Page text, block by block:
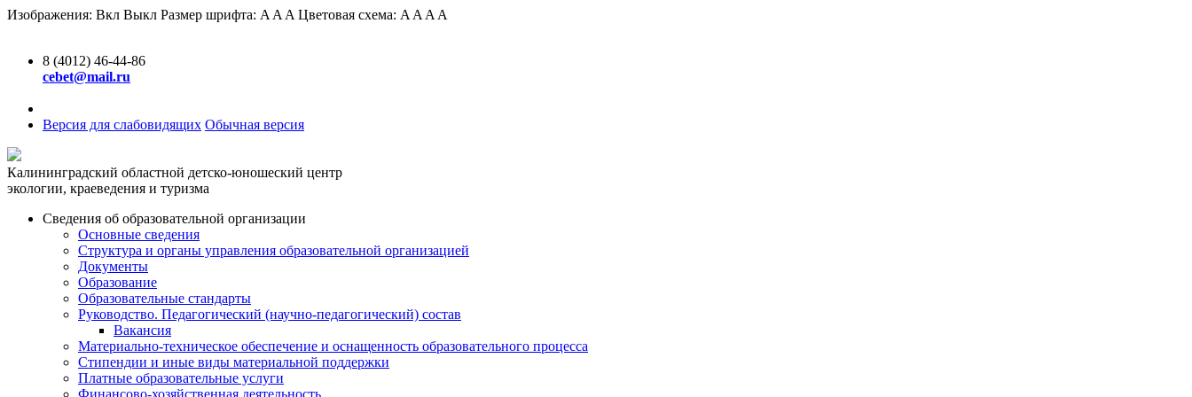
Изображения: Вкл Выкл Размер шрифта: A A A Цветовая схема: A A A A
8 (4012) 46-44-86
cebet@mail.ru
Версия для слабовидящих Обычная версия
Калининградский областной детско-юношеский центр
экологии, краеведения и туризма
Сведения об образовательной организации
Основные сведения
Структура и органы управления образовательной организацией
Документы
Образование
Образовательные стандарты
Руководство. Педагогический (научно-педагогический) состав
Вакансия
Материально-техническое обеспечение и оснащенность образовательного процесса
Стипендии и иные виды материальной поддержки
Платные образовательные услуги
Финансово-хозяйственная деятельность